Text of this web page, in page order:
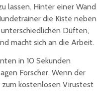
lassen. Hinter einer Wand
die Kiste neben
Düften,
macht sich an die Arbeit.
in 10 Sekunden
Forscher. Wenn der
zum kostenlosen Virustest